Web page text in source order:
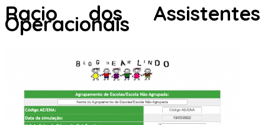
Racio dos Assistentes
Operacionais